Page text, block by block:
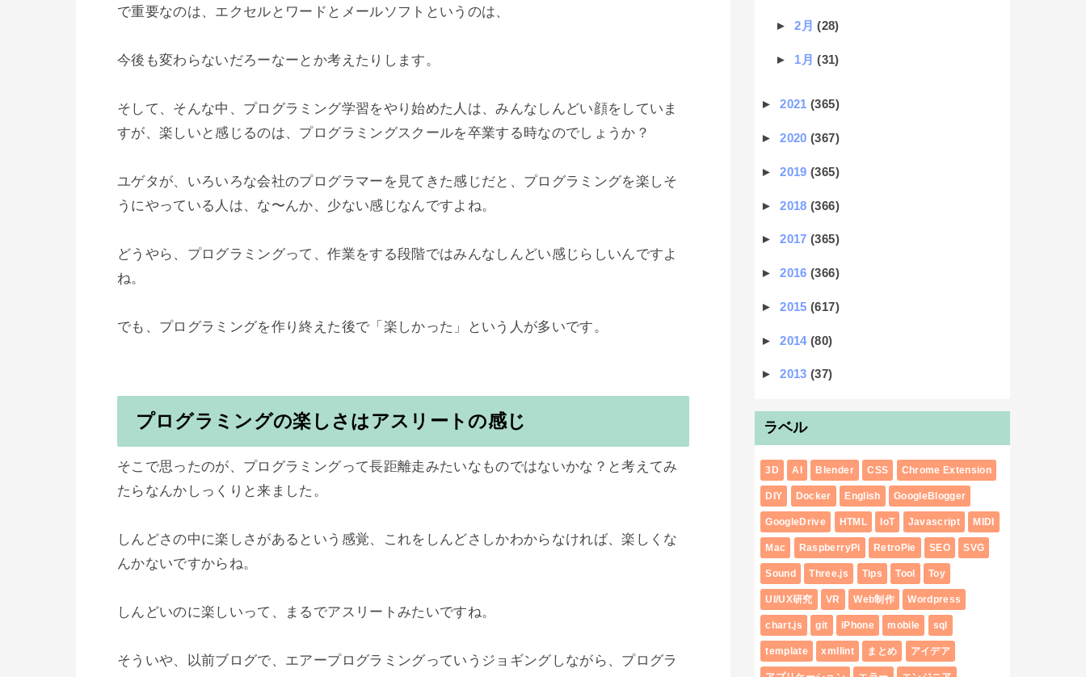
で重要なのは、エクセルとワードとメールソフトというのは、
今後も変わらないだろーなーとか考えたりします。
そして、そんな中、プログラミング学習をやり始めた人は、みんなしんどい顔をしていま
すが、楽しいと感じるのは、プログラミングスクールを卒業する時なのでしょうか？
ユゲタが、いろいろな会社のプログラマーを見てきた感じだと、プログラミングを楽しそ
うにやっている人は、な〜んか、少ない感じなんですよね。
どうやら、プログラミングって、作業をする段階ではみんなしんどい感じらしいんですよ
ね。
でも、プログラミングを作り終えた後で「楽しかった」という人が多いです。
プログラミングの楽しさはアスリートの感じ
そこで思ったのが、プログラミングって長距離走みたいなものではないかな？と考えてみ
たらなんかしっくりと来ました。
しんどさの中に楽しさがあるという感覚、これをしんどさしかわからなければ、楽しくな
んかないですからね。
しんどいのに楽しいって、まるでアスリートみたいですね。
そういや、以前ブログで、エアープログラミングっていうジョギングしながら、プログラ
►2月(28)
► 1月(31)
►2021(365)
►2020(367)
►2019(365)
►2018(366)
►2017(365)
►2016(366)
►2015(617)
►2014(80)
►2013(37)
ラベル
3D AI Blender CSS Chrome Extension
DIY Docker English GoogleBlogger
GoogleDrive HTML IoT Javascript MIDI
Mac RaspberryPi RetroPie SEO SVG
Sound Three.js Tips Tool Toy
UI/UX研究 VR Web制作 Wordpress
chart.js git iPhone mobile sql
template xmllint まとめ アイデア